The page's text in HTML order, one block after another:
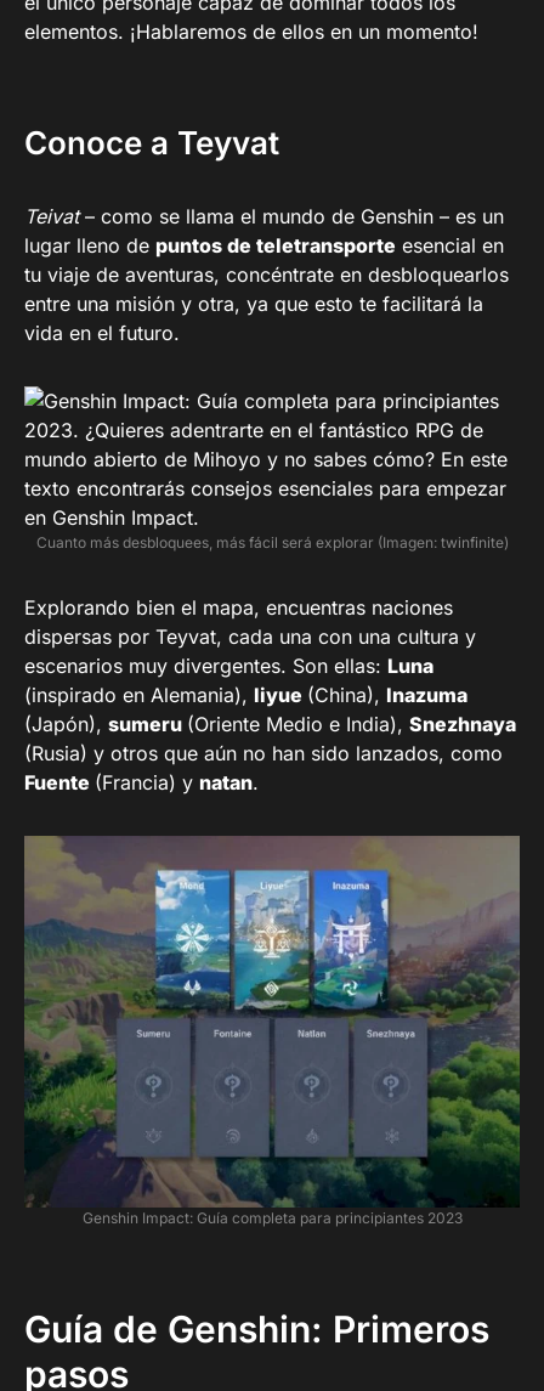
elementos. ¡Hablaremos de ellos en un momento!
Conoce a Teyvat
Teivat– como se llama el mundo de Genshin – es un
lugar lleno de puntos de teletransporte esencial en
tu viaje de aventuras, concéntrate en desbloquearlos
entre una misión y otra, ya que esto te facilitará la
vida en el futuro.
Cuanto más desbloquees, más fácil será explorar (Imagen: twinfinite)
Explorando bien el mapa, encuentras naciones
dispersas por Teyvat, cada una con una cultura y
escenarios muy divergentes. Son ellas: Luna
(inspirado en Alemania), liyue (China), Inazuma
(Japón), sumeru (Oriente Medio e India), Snezhnaya
(Rusia) y otros que aún no han sido lanzados, como
Fuente (Francia) y natan.
Genshin Impact: Guía completa para principiantes 2023
Guía de Genshin: Primeros
pasos